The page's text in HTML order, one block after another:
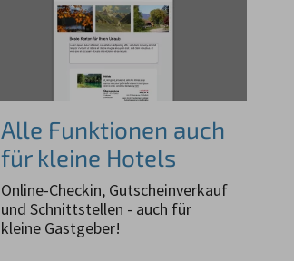
Alle Funktionen auch
für kleine Hotels
Online-Checkin, Gutscheinverkauf
und Schnittstellen - auch für
kleine Gastgeber!